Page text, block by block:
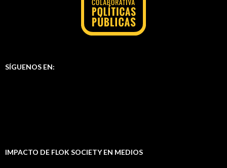
SÍGUENOS EN:
IMPACTO DE FLOK SOCIETY EN MEDIOS